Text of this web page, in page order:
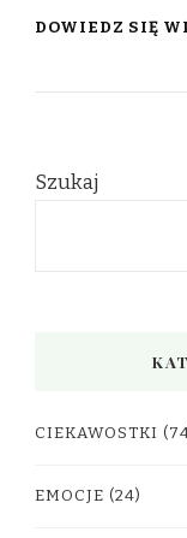
DOWIEDZ SIĘ
Szukaj
CIEKAWOSTKI
EMOCJE (24)